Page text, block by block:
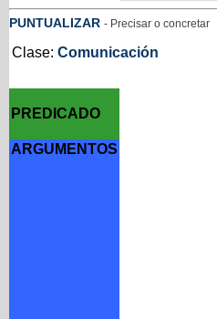
PUNTUALIZAR - Precisar o concretar
Clase: Comunicación
PREDICADO
ARGUMENTOS